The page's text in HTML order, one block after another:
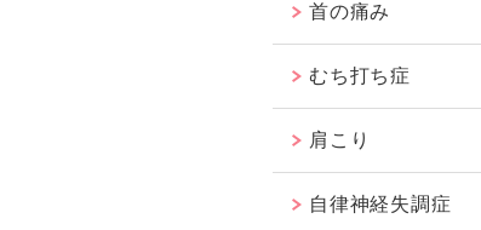
首の痛み
むち打ち症
肩こり
自律神経失調症